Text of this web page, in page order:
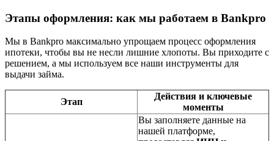
Этапы оформления: как мы работаем в Bankpro
Мы в Bankpro максимально упрощаем процесс оформления
ипотеки, чтобы вы не несли лишние хлопоты. Вы приходите с
решением, а мы используем все наши инструменты для
выдачи займа.
Этап
Действия и ключевые
моменты
Вы заполняете данные на
нашей платформе,